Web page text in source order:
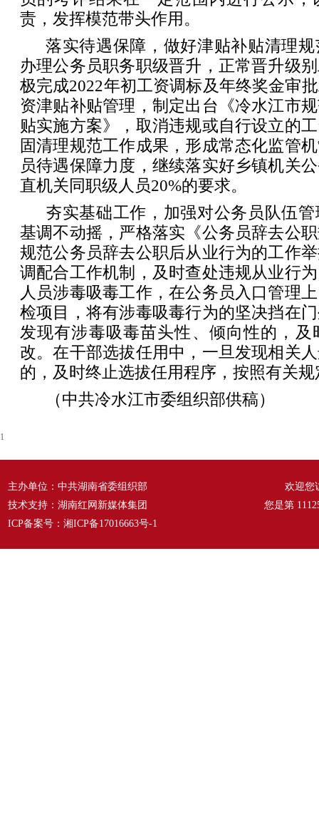
责，发挥模范带头作用。
落实待遇保障，做好津贴补贴清理
办理公务员职务职级晋升，正常晋升级
极完成2022年初工资调标及年终奖金审
资津贴补贴管理，制定出台《冷水江市
贴实施方案》，取消违规或自行设立的
固清理规范工作成果，形成常态化监管
员待遇保障力度，继续落实好乡镇机关
直机关同职级人员20%的要求。
夯实基础工作，加强对公务员队伍
基调不动摇，严格落实《公务员辞去公
规范公务员辞去公职后从业行为的工作
调配合工作机制，及时查处违规从业行
人员涉毒吸毒工作，在公务员入口管理
检项目，将有涉毒吸毒行为的坚决挡在
发现有涉毒吸毒苗头性、倾向性的，及
改。在干部选拔任用中，一旦发现相关
的，及时终止选拔任用程序，按照有关
（中共冷水江市委组织部供稿）
1
主办单位：中共湖南省委组织部
技术支持：湖南红网新媒体集团
ICP备案号： 湘ICP备17016663号-1
欢迎您
您是第